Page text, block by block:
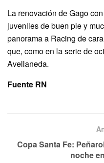
La renovación de Gago
juveniles de buen pie y
panorama a Racing de
que, como en la serie de
Avellaneda.
Fuente RN
Copa Santa Fe:
noche